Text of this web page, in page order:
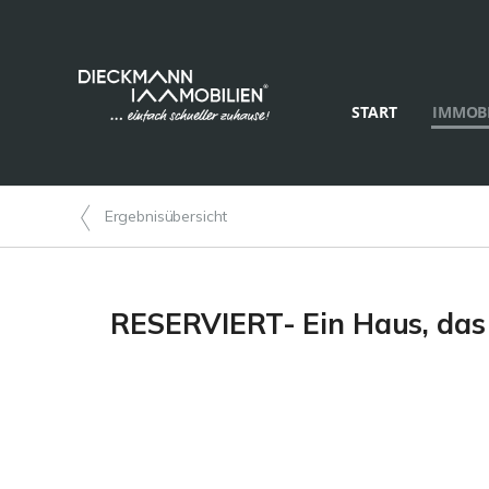
START
Ergebnisübersicht
RESERVIERT- Ein Haus,